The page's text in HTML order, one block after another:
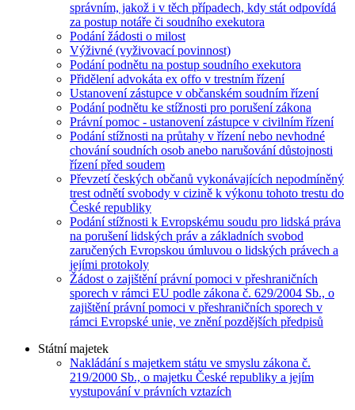
správním, jakož i v těch případech, kdy stát odpovídá
za postup notáře či soudního exekutora
Podání žádosti o milost
Výživné (vyživovací povinnost)
Podání podnětu na postup soudního exekutora
Přidělení advokáta ex offo v trestním řízení
Ustanovení zástupce v občanském soudním řízení
Podání podnětu ke stížnosti pro porušení zákona
Právní pomoc - ustanovení zástupce v civilním řízení
Podání stížnosti na průtahy v řízení nebo nevhodné
chování soudních osob anebo narušování důstojnosti
řízení před soudem
Převzetí českých občanů vykonávajících nepodmíněný
trest odnětí svobody v cizině k výkonu tohoto trestu do
České republiky
Podání stížnosti k Evropskému soudu pro lidská práva
na porušení lidských práv a základních svobod
zaručených Evropskou úmluvou o lidských právech a
jejími protokoly
Žádost o zajištění právní pomoci v přeshraničních
sporech v rámci EU podle zákona č. 629/2004 Sb., o
zajištění právní pomoci v přeshraničních sporech v
rámci Evropské unie, ve znění pozdějších předpisů
Státní majetek
Nakládání s majetkem státu ve smyslu zákona č.
219/2000 Sb., o majetku České republiky a jejím
vystupování v právních vztazích